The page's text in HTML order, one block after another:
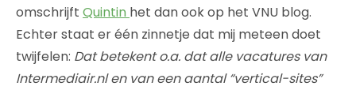
omschrijft Quintin het dan ook op het VNU blog.
Echter staat er één zinnetje dat mij meteen doet
twijfelen: Dat betekent o.a. dat alle vacatures van
Intermediair.nl en van een aantal “vertical-sites”